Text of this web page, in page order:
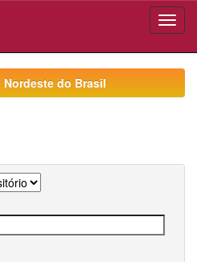
Nordeste do Brasil